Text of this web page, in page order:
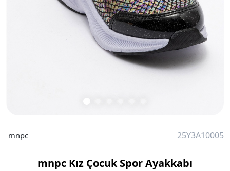
mnpc 25Y3A10005
mnpc Kız Çocuk Spor Ayakkabı